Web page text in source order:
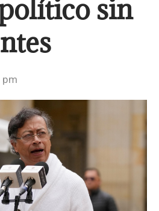
sin
pm